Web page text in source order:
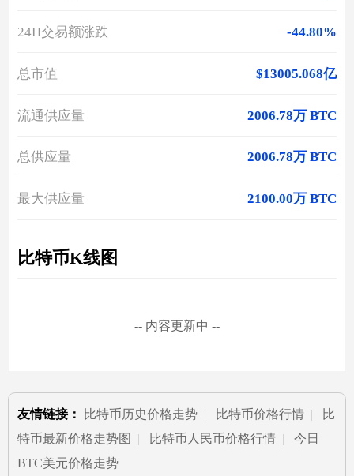
24H交易额涨跌 -44.80%
总市值 $13005.068亿
流通供应量 2006.78万 BTC
总供应量 2006.78万 BTC
最大供应量 2100.00万 BTC
比特币K线图
-- 内容更新中 --
友情链接： 比特币历史价格走势 | 比特币价格行情 | 比
特币最新价格走势图
| 比特币人民币价格行情 |今日
BTC美元价格走势